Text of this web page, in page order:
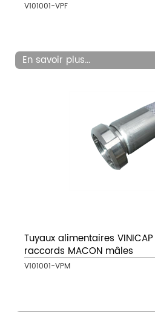
V101001-VPF
En savoir plus...
Tuyaux alimentaires VINICAP
raccords MACON mâles
V101001-VPM